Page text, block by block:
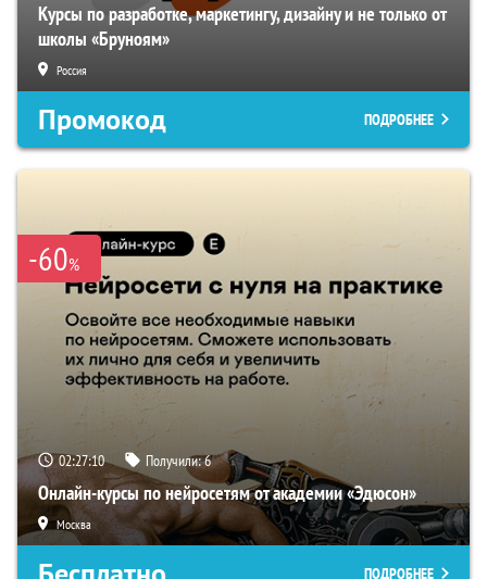
Курсы по разработке, маркетингу, дизайну и не только от
школы «Бруноям»
Россия
Промокод ПОДРОБНЕЕ
-60%
02:27:09 Получили:6
Онлайн-курсы по нейросетям от академии «Эдюсон»
Москва
ПОДРОБНЕЕ